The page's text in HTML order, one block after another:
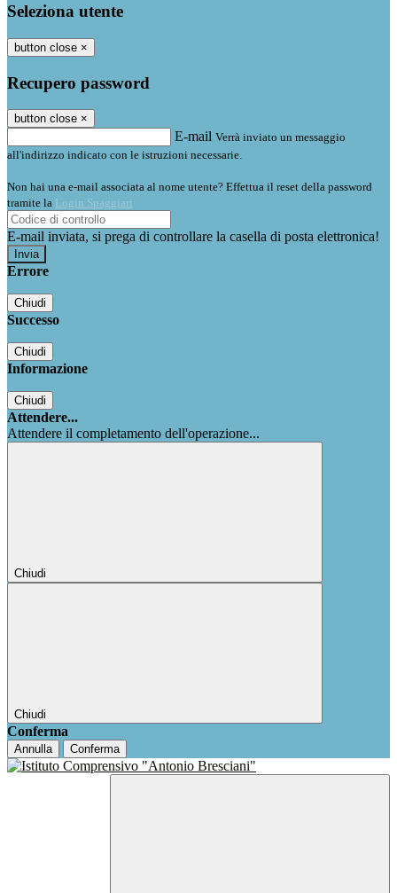
Seleziona utente
button close ×
Recupero password
button close ×
E-mail Verrà inviato un messaggio
all'indirizzo indicato con le istruzioni necessarie.
Non hai una e-mail associata al nome utente? Effettua il reset della password
tramite la Login Spaggiari
E-mail inviata, si prega di controllare la casella di posta elettronica!
Errore
Chiudi
Successo
Chiudi
Informazione
Chiudi
Attendere...
Attendere il completamento dell'operazione...
Chiudi
Chiudi
Conferma
Annulla Conferma